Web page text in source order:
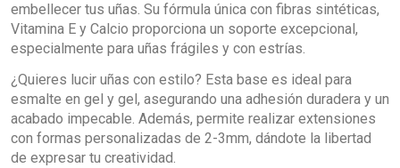
embellecer tus uñas. Su fórmula única con fibras sintéticas,
Vitamina E y Calcio proporciona un soporte excepcional,
especialmente para uñas frágiles y con estrías.
¿Quieres lucir uñas con estilo? Esta base es ideal para
esmalte en gel y gel, asegurando una adhesión duradera y un
acabado impecable. Además, permite realizar extensiones
con formas personalizadas de 2-3mm, dándote la libertad
de expresar tu creatividad.